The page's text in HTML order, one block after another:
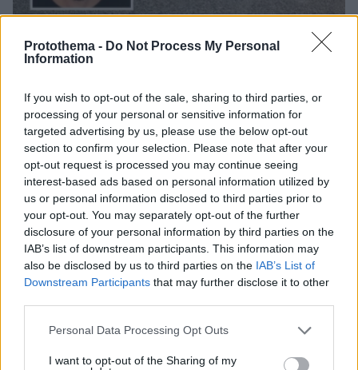
Protothema - Do Not Process My Personal
Information
If you wish to opt-out of the sale, sharing to third parties, or
processing of your personal or sensitive information for
targeted advertising by us, please use the below opt-out
section to confirm your selection. Please note that after your
opt-out request is processed you may continue seeing
interest-based ads based on personal information utilized by
us or personal information disclosed to third parties prior to
your opt-out. You may separately opt-out of the further
disclosure of your personal information by third parties on the
IAB’s list of downstream participants. This information may
also be disclosed by us to third parties on the IAB’s List of
Downstream Participants that may further disclose it to other
Please note that this website/app uses one or more Google
not limited to your visit or usage behaviour. You may click to
Personal Data Processing Opt Outs
I want to opt-out of the Sharing of my
Καρέ-καρέ η ανάλυση του τροχαίου στις Σέρρες
πραγματογνώμονας στο protothema
08.08.2026, 08:36
Εντοπίστηκε η «Αράχνη» του Άσαντ:
Πώς ένα ξεχασμένο σημειωματάριο
οδήγησε στα ίχνη του διαβόητου
αρχικατασκόπου
08.08.2026, 10:56 12
Ο εφιάλτης των drones πάνω από την
Ευρώπη: Ποιος «χαρτογραφεί» βάσεις,